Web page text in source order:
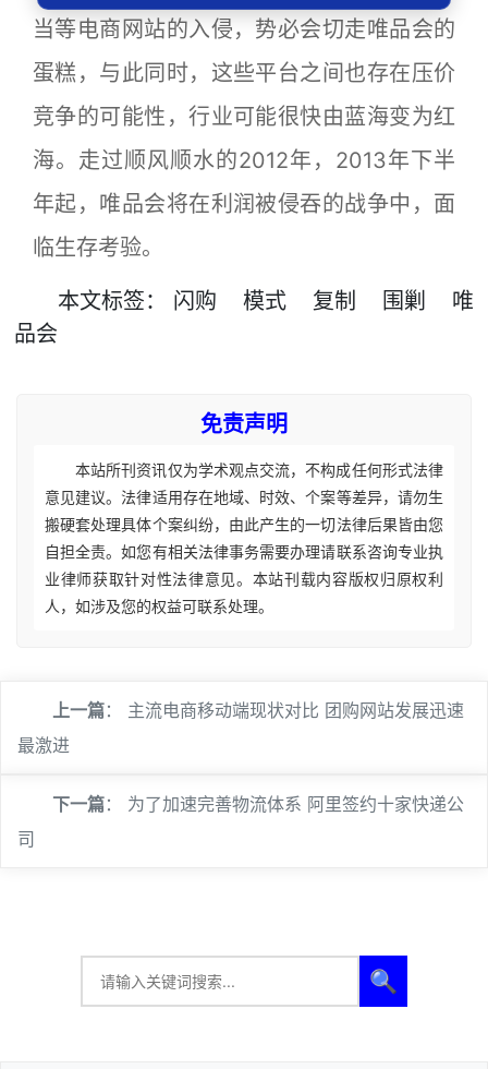
当等电商网站的入侵，势必会切走唯品会的
蛋糕，与此同时，这些平台之间也存在压价
竞争的可能性，行业可能很快由蓝海变为红
海。走过顺风顺水的2012年，2013年下半
年起，唯品会将在利润被侵吞的战争中，面
临生存考验。
本文标签： 闪购 模式 复制 围剿
唯
品会
免责声明
本站所刊资讯仅为学术观点交流，不构成任何形式法律
意见建议。法律适用存在地域、时效、个案等差异，请勿生
搬硬套处理具体个案纠纷，由此产生的一切法律后果皆由您
自担全责。如您有相关法律事务需要办理请联系咨询专业执
业律师获取针对性法律意见。本站刊载内容版权归原权利
人，如涉及您的权益可联系处理。
上一篇： 主流电商移动端现状对比 团购网站发展迅速
最激进
下一篇： 为了加速完善物流体系 阿里签约十家快递公
司
🔍